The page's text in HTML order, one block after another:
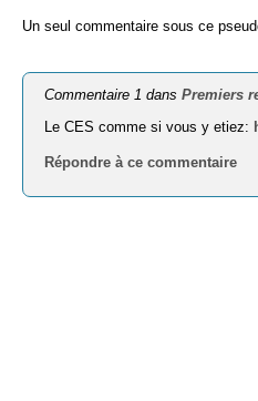
Un seul commentaire sous ce
Commentaire 1 dansPremiers
Le CES comme si vous y etiez:
Répondre à ce commentaire